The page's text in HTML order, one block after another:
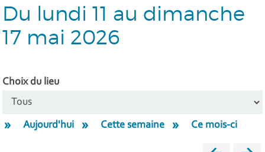
Du lundi 11 au dimanche
17 mai 2026
Choix du lieu
Aujourd'hui Cette semaine Ce mois-ci